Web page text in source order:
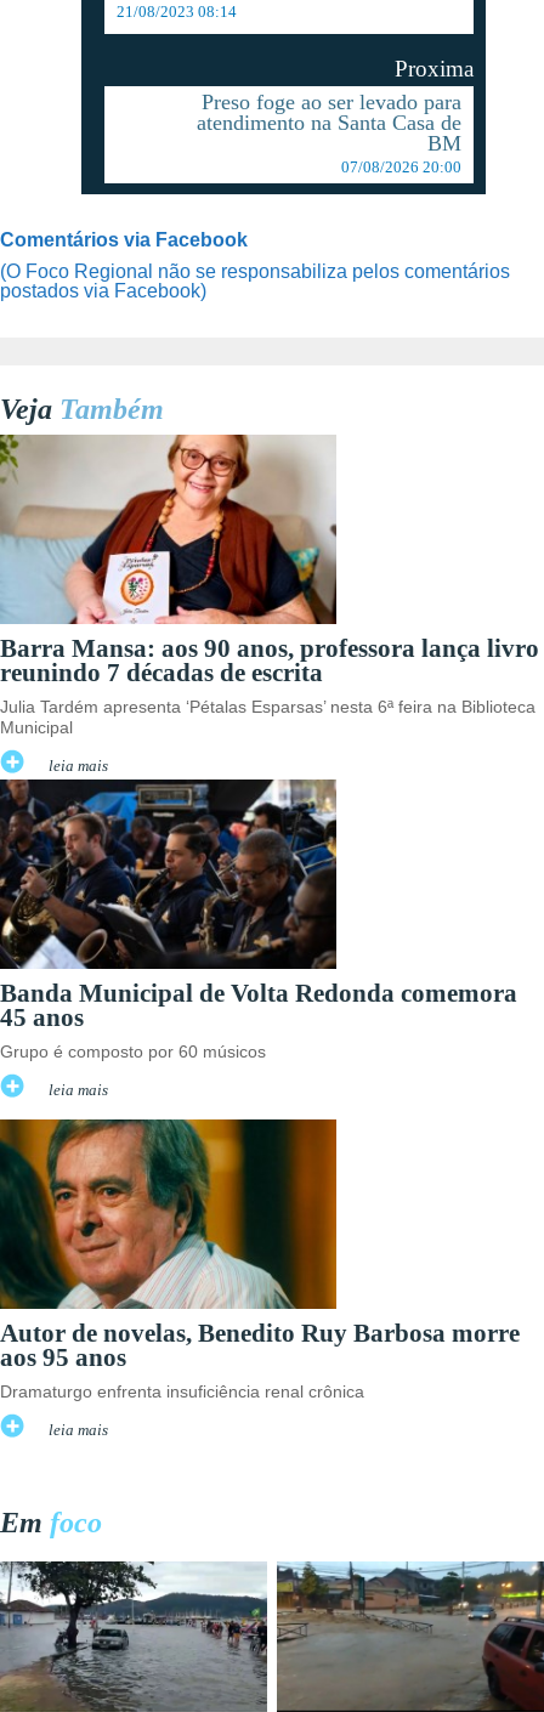
21/08/2023 08:14
Proxima
Preso foge ao ser levado para
atendimento na Santa Casa de
BM
07/08/2026 20:00
Comentários via Facebook
(O Foco Regional não se responsabiliza pelos comentários
postados via Facebook)
Veja Também
Barra Mansa: aos 90 anos, professora lança livro
reunindo 7 décadas de escrita
Julia Tardém apresenta ‘Pétalas Esparsas’ nesta 6ª feira na Biblioteca
Municipal
leia mais
Banda Municipal de Volta Redonda comemora
45 anos
Grupo é composto por 60 músicos
leia mais
Autor de novelas, Benedito Ruy Barbosa morre
aos 95 anos
Dramaturgo enfrenta insuficiência renal crônica
leia mais
Em foco